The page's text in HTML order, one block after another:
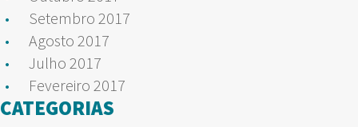
Setembro 2017
Agosto 2017
Julho 2017
Fevereiro 2017
CATEGORIAS